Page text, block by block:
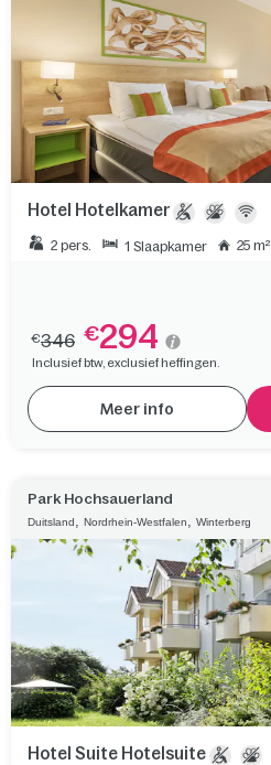
Hotel Hotelkamer
2 pers. 1 Slaapkamer 25 m²
€346 €294
Inclusief btw, exclusief heffingen.
Meer info
Park Hochsauerland
Duitsland, Nordrhein-Westfalen, Winterberg
Hotel Suite Hotelsuite